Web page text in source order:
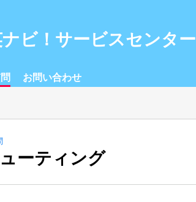
ビ！サービスセンター
お問い合わせ
ーティング